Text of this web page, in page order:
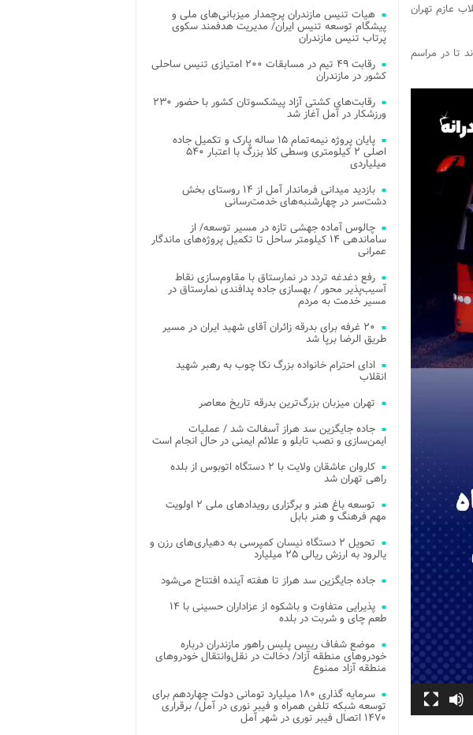
عازم تهران
تا در مراسم
هیات تنیس مازندران پرچمدار میزبانی‌های ملی و
پیشگام توسعه تنیس ایران/ مدیریت هدفمند سکوی
پرتاب تنیس مازندران
رقابت ۴۹ تیم در مسابقات ۲۰۰ امتیازی تنیس ساحلی
کشور در مازندران
رقابت‌های کشتی آزاد پیشکسوتان کشور با حضور ۲۳۰
ورزشکار در آمل آغاز شد
پایان پروژه نیمه‌تمام ۱۵ ساله پارک و تکمیل جاده
اصلی ۲ کیلومتری وسطی کلا بزرگ با اعتبار ۵۴۰
میلیاردی
بازدید میدانی فرماندار آمل از ۱۴ روستای بخش
دشت‌سر در چهارشنبه‌های خدمت‌رسانی
چالوس آماده جهشی تازه در مسیر توسعه/ از
ساماندهی ۱۴ کیلومتر ساحل تا تکمیل پروژه‌های ماندگار
عمرانی
رفع دغدغه تردد در نمارستاق با مقاوم‌سازی نقاط
آسیب‌پذیر محور / بهسازی جاده پدافندی نمارستاق در
مسیر خدمت به مردم
۲۰ غرفه برای بدرقه زائران آقای شهید ایران در مسیر
طریق الرضا برپا شد
ادای احترام خانواده بزرگ نکا چوب به رهبر شهید
انقلاب
تهران میزبان بزرگ‌ترین بدرقه تاریخ معاصر
جاده جایگزین سد هراز آسفالت شد / عملیات
ایمن‌سازی و نصب تابلو و علائم ایمنی در حال انجام است
کاروان عاشقان ولایت با ۲ دستگاه اتوبوس از بلده
راهی تهران شد
توسعه باغ هنر و برگزاری رویدادهای ملی ۲ اولویت
مهم فرهنگ و هنر بابل
تحویل ۲ دستگاه نیسان کمپرسی به دهیاری‌های رزن و
یالرود به ارزش ریالی ۲۵ میلیارد
جاده جایگزین سد هراز تا هفته آینده افتتاح می‌شود
پذیرایی متفاوت و باشکوه از عزاداران حسینی با ۱۴
طعم چای و شربت در بلده
موضع شفاف رییس پلیس راهور مازندران درباره
خودروهای منطقه آزاد/ دخالت در نقل‌وانتقال خودروهای
منطقه آزاد ممنوع
سرمایه گذاری ۱۸۰ میلیارد تومانی دولت چهاردهم برای
توسعه شبکه تلفن همراه و فیبر نوری در آمل/ برقراری
۱۴۷۰ اتصال فیبر نوری در شهر آمل